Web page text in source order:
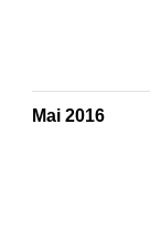
Mai 2016